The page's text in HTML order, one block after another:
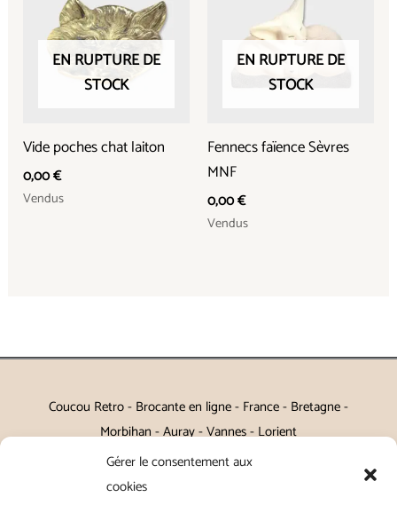
Gérer le consentement aux
cookies
EN RUPTURE DE
STOCK
Vide poches chat laiton
0,00€
Vendus
EN RUPTURE DE
STOCK
Fennecs faïence Sèvres
MNF
0,00€
Vendus
Coucou Retro - Brocante en ligne - France - Bretagne -
Morbihan - Auray - Vannes - Lorient
Petits meubles, décoration, miroirs, luminaires, Art de la table